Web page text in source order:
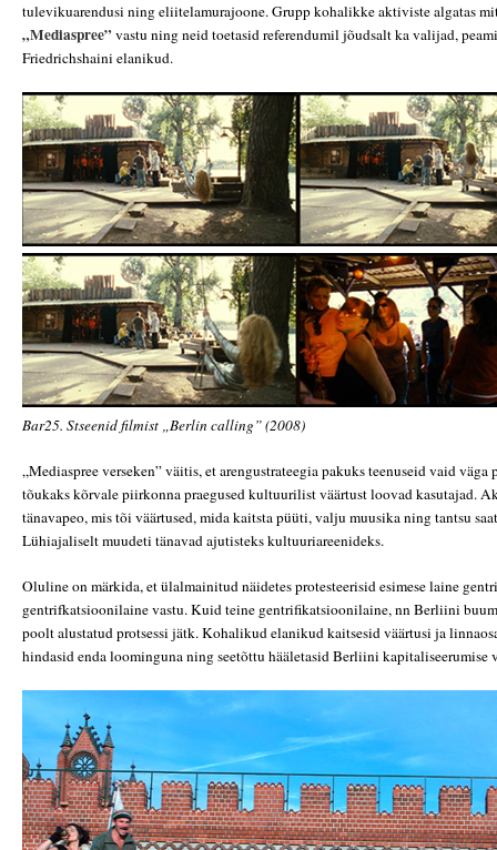
tulevikuarendusi ning eliitelamurajoone. Grupp kohalikke aktiviste algatas
„Mediaspree”vastu ning neid toetasid referendumil jõudsalt ka valijad,
Friedrichshaini elanikud.
Bar25. Stseenid filmist „Berlin calling” (2008)
„Mediaspree verseken”väitis, et arengustrateegia pakuks teenuseid vaid
tõukaks kõrvale piirkonna praegused kultuurilist väärtust loovad kasutajad.
tänavapeo, mis tõi väärtused, mida kaitsta püüti, valju muusika ning tantsu
Lühiajaliselt muudeti tänavad ajutisteks kultuuriareenideks.
Oluline on märkida, et ülalmainitud näidetes protesteerisid esimese laine
gentrifkatsioonilaine vastu. Kuid teine gentrifikatsioonilaine, nn Berliini
poolt alustatud protsessi jätk. Kohalikud elanikud kaitsesid väärtusi ja
hindasid enda loominguna ning seetõttu hääletasid Berliini kapitaliseerumise